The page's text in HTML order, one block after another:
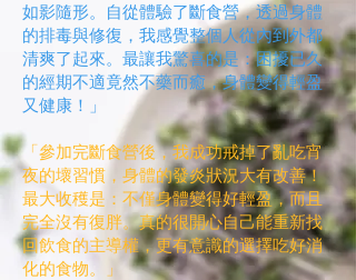
如影隨形。自從體驗了斷食營，透過身體
的排毒與修復，我感覺整個人從內到外都
清爽了起來。最讓我驚喜的是：困擾已久
的經期不適竟然不藥而癒，身體變得輕盈
又健康！」
「參加完斷食營後，我成功戒掉了亂吃宵
夜的壞習慣，身體的發炎狀況大有改善！
最大收穫是：不僅身體變得好輕盈，而且
完全沒有復胖。真的很開心自己能重新找
回飲食的主導權，更有意識的選擇吃好消
化的食物。」